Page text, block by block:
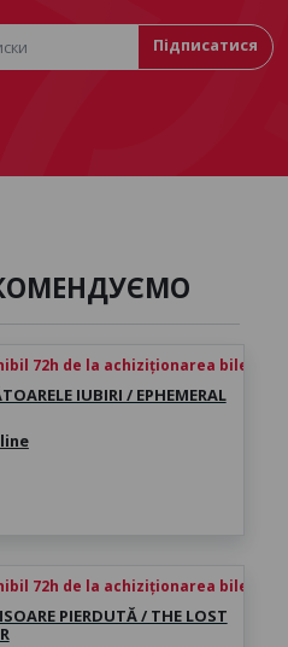
Підписатися
72h de la achiziționarea biletului
IUBIRI / EPHEMERAL
72h de la achiziționarea biletului
PIERDUTĂ / THE LOST